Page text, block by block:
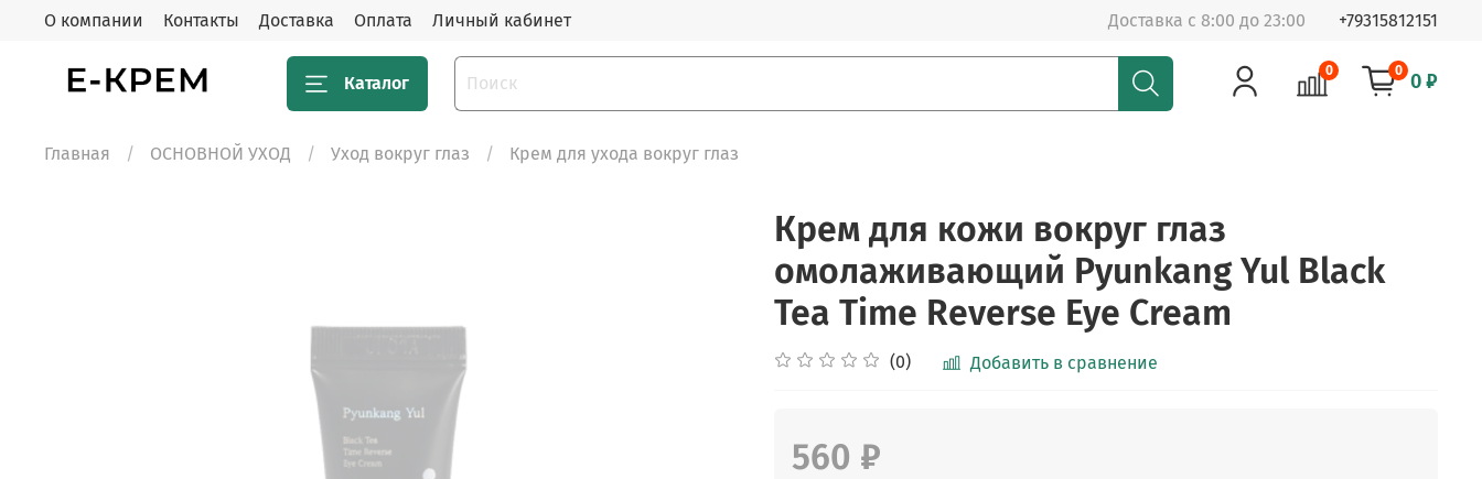
О компании Контакты Доставка Оплата Личный кабинет Доставка с 8:00 до 23:00 +79315812151
Каталог
0 0 0 ₽
Главная ОСНОВНОЙ УХОД Уход вокруг глаз Крем для ухода вокруг глаз
Крем для кожи вокруг глаз
омолаживающий Pyunkang Yul Black
Tea Time Reverse Eye Cream
(0) Добавить в сравнение
560 ₽